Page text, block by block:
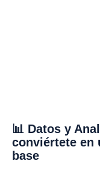
📊 Datos y
conviértete en
base